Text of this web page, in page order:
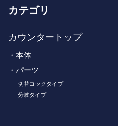
カテゴリ
カウンタートップ
本体
パーツ
切替コックタイプ
分岐タイプ